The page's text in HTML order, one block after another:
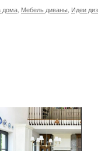
дома Мебель диваны Идеи